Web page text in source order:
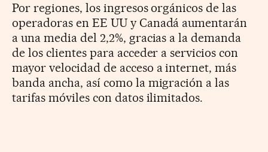
Por regiones, los ingresos orgánicos de las
operadoras en EE UU y Canadá aumentarán
a una media del 2,2%, gracias a la demanda
de los clientes para acceder a servicios con
mayor velocidad de acceso a internet, más
banda ancha, así como la migración a las
tarifas móviles con datos ilimitados.